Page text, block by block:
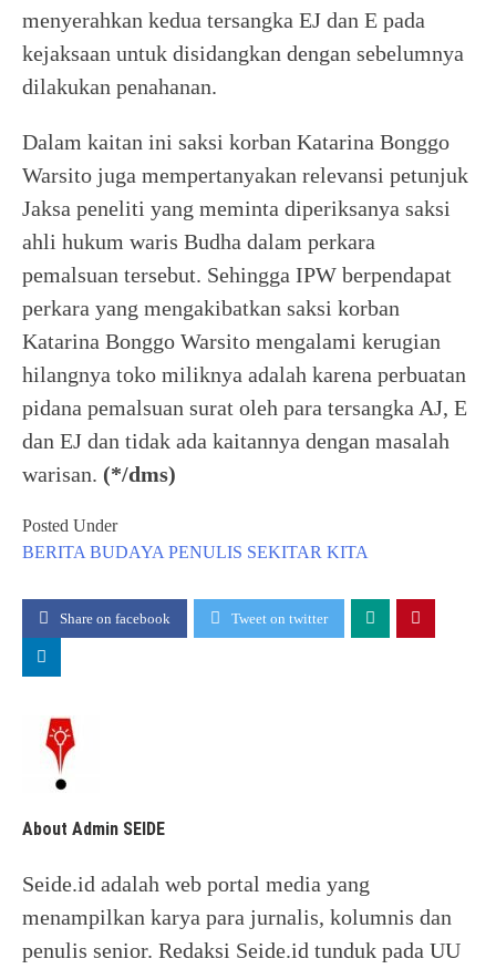
menyerahkan kedua tersangka EJ dan E pada
kejaksaan untuk disidangkan dengan sebelumnya
dilakukan penahanan.
Dalam kaitan ini saksi korban Katarina Bonggo
Warsito juga mempertanyakan relevansi petunjuk
Jaksa peneliti yang meminta diperiksanya saksi
ahli hukum waris Budha dalam perkara
pemalsuan tersebut. Sehingga IPW berpendapat
perkara yang mengakibatkan saksi korban
Katarina Bonggo Warsito mengalami kerugian
hilangnya toko miliknya adalah karena perbuatan
pidana pemalsuan surat oleh para tersangka AJ, E
dan EJ dan tidak ada kaitannya dengan masalah
warisan. (*/dms)
Posted Under
BERITA BUDAYA PENULIS SEKITAR KITA
Share on facebook Tweet on twitter
About Admin SEIDE
Seide.id adalah web portal media yang
menampilkan karya para jurnalis, kolumnis dan
penulis senior. Redaksi Seide.id tunduk pada UU